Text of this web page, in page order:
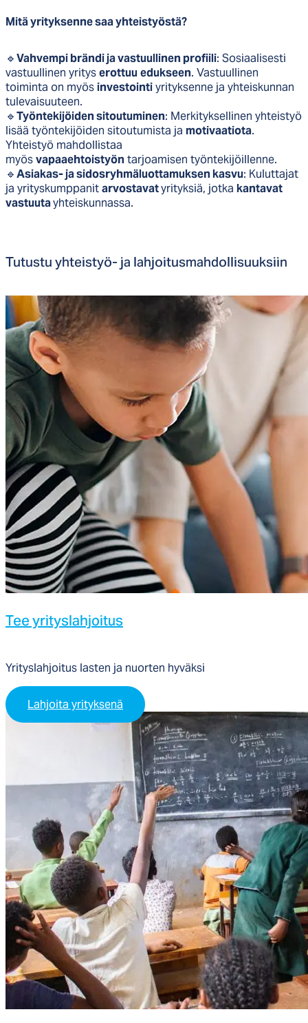
Mitä yrityksenne saa yhteistyöstä?
🔹Vahvempi brändi ja vastuullinen profiili: Sosiaalisesti
vastuullinen yrityserottuu edukseen. Vastuullinen
toiminta on myösinvestointiyrityksenne ja yhteiskunnan
tulevaisuuteen.
🔹Työntekijöiden sitoutuminen: Merkityksellinen yhteistyö
lisää työntekijöiden sitoutumista ja motivaatiota.
Yhteistyö mahdollistaa
myösvapaaehtoistyön tarjoamisen työntekijöillenne.
🔹Asiakas- ja sidosryhmäluottamuksen kasvu: Kuluttajat
ja yrityskumppanitarvostavatyrityksiä, jotka kantavat
vastuutayhteiskunnassa.
Tu­tus­tu yh­teis­työ- ja lah­joi­tus­mah­dol­li­suuk­siin
Tee yri­tys­lah­joi­tus
Yrityslahjoitus lasten ja nuorten hyväksi
Lahjoita yrityksenä